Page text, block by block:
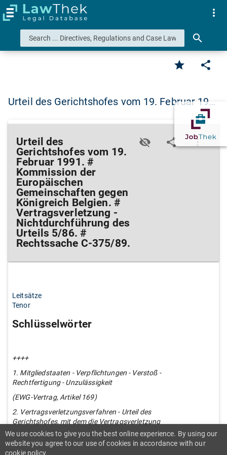
search
more_vert
star share
Urteil des Gerichtshofes vom 19. Februar 19…
Urteil des
Gerichtshofes vom 19.
Februar 1991. #
Kommission der
Europäischen
Gemeinschaften gegen
Königreich Belgien. #
Vertragsverletzung -
Nichtdurchführung des
Urteils 5/86. #
Rechtssache C-375/89.
visibility_off share more_vert
Leitsätze
Tenor
Schlüsselwörter
++++
1. Mitgliedstaaten - Verpflichtungen - Verstoß -
Rechtfertigung - Unzulässigkeit
(EWG-Vertrag, Artikel 169)
2. Vertragsverletzungsverfahren - Urteil des
Gerichtshofes, mit dem die Vertragsverletzung
festgestellt wird - Frist für die Durchführung
(EWG-Vertrag, Artikel 171)
We use cookies to give you the best online experience. By using our
website you agree to our use of cookies in accordance with our
cookie policy.